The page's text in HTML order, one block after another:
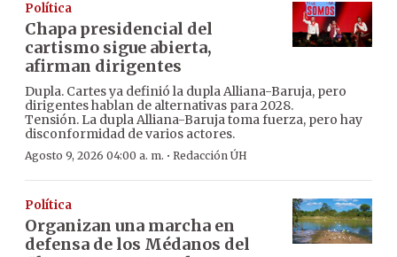
Política
Chapa presidencial del
cartismo sigue abierta,
afirman dirigentes
Dupla. Cartes ya definió la dupla Alliana-Baruja, pero
dirigentes hablan de alternativas para 2028.
Tensión. La dupla Alliana-Baruja toma fuerza, pero hay
disconformidad de varios actores.
Agosto 9, 2026 04:00 a. m. · Redacción ÚH
Política
Organizan una marcha en
defensa de los Médanos del